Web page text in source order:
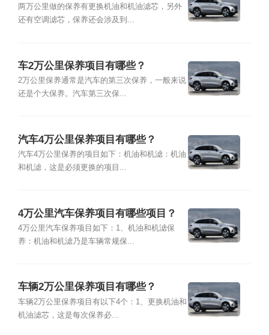
两万公里做的保养有更换机油和机油滤芯，另外
还有空调滤芯，保养还会涉及到...
车2万公里保养项目有哪些？
2万公里保养通常是汽车的第三次保养，一般来说
还是个大保养。汽车第三次保...
汽车4万公里保养项目有哪些？
汽车4万公里保养的项目如下：机油和机滤：机油
和机滤，这是必须更换的项目...
4万公里汽车保养项目有哪些项目？
4万公里汽车保养项目如下：1、机油和机滤保
养：机油和机滤乃是车辆常规保...
车辆2万公里保养项目有哪些？
车辆2万公里保养项目有以下4个：1、更换机油和
机油滤芯，这是每次保养必...